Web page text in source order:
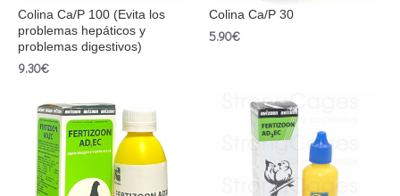
Colina Ca/P 100 (Evita los
problemas hepáticos y
problemas digestivos)
9.30€
Colina Ca/P 30
5.90€